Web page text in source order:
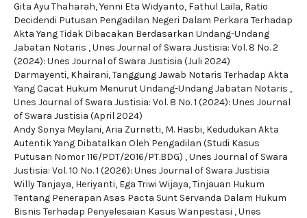
Gita Ayu Thaharah, Yenni Eta Widyanto, Fathul Laila, Ratio
Decidendi Putusan Pengadilan Negeri Dalam Perkara Terhadap
Akta Yang Tidak Dibacakan Berdasarkan Undang-Undang
Jabatan Notaris ,Unes Journal of Swara Justisia: Vol. 8 No. 2
(2024): Unes Journal of Swara Justisia (Juli 2024)
Darmayenti, Khairani,Tanggung Jawab Notaris Terhadap Akta
Yang Cacat Hukum Menurut Undang-Undang Jabatan Notaris ,
Unes Journal of Swara Justisia: Vol. 8 No. 1 (2024): Unes Journal
of Swara Justisia (April 2024)
Andy Sonya Meylani, Aria Zurnetti, M. Hasbi, Kedudukan Akta
Autentik Yang Dibatalkan Oleh Pengadilan (Studi Kasus
Putusan Nomor 116/PDT/2016/PT.BDG) ,Unes Journal of Swara
Justisia: Vol. 10 No. 1 (2026): Unes Journal of Swara Justisia
Willy Tanjaya, Heriyanti, Ega Triwi Wijaya,Tinjauan Hukum
Tentang Penerapan Asas Pacta Sunt Servanda Dalam Hukum
Bisnis Terhadap Penyelesaian Kasus Wanpestasi ,Unes